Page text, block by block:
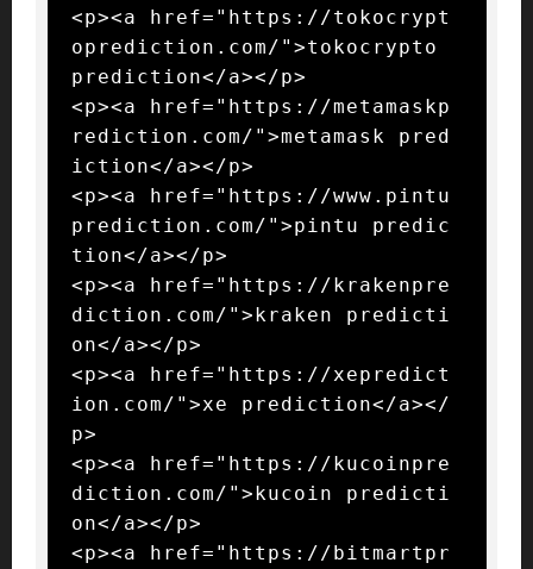
<p><a href="https://tokocrypt
oprediction.com/">tokocrypto
prediction</a></p>
<p><a href="https://metamaskp
rediction.com/">metamask pred
iction</a></p>
<p><a href="https://www.pintu
prediction.com/">pintu predic
tion</a></p>
<p><a href="https://krakenpre
diction.com/">kraken predicti
on</a></p>
<p><a href="https://xepredict
ion.com/">xe prediction</a></
p>
<p><a href="https://kucoinpre
diction.com/">kucoin predicti
on</a></p>
<p><a href="https://bitmartpr